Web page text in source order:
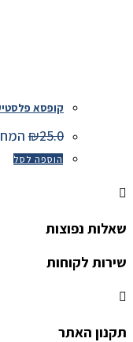
קופסא
₪25.0 המחיר
הוספה לסל
שאלות נפוצות
שירות לקוחות
תקנון האתר